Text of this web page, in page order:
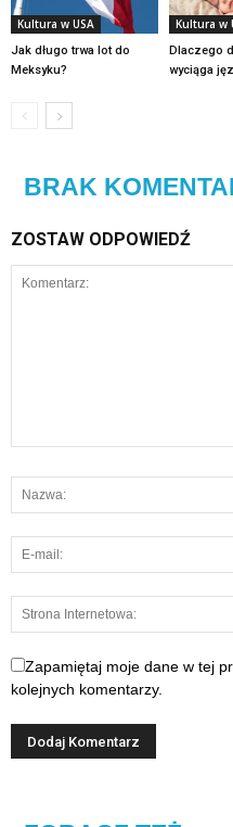
Kultura w USA
Jak długo trwa lot do
Meksyku?
Kultura w
Dlaczego
wyciąga
BRAK
ZOSTAW ODPOWIEDŹ
Zapamiętaj moje dane w tej
kolejnych komentarzy.